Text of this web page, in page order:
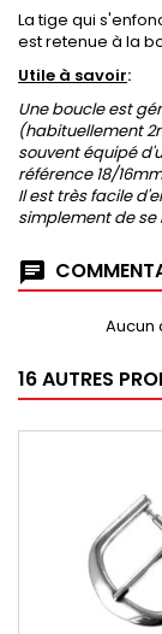
La tige qui
est retenue à la
Utile à savoir:
Une boucle est
(habituellement
souvent équipé
référence 18/
Il est très facile
simplement de se
Aucun
16 AUTRES